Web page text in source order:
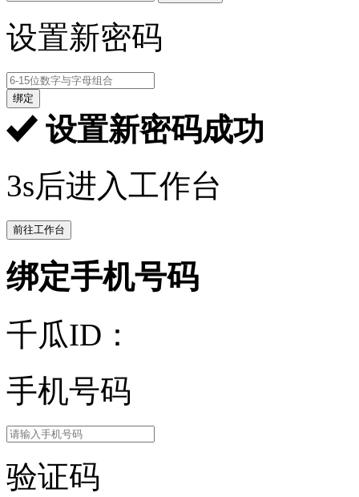
设置新密码
绑定
设置新密码成功
3s后进入工作台
前往工作台
绑定手机号码
千瓜ID：
手机号码
验证码